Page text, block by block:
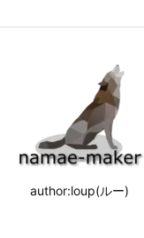
author:loup(ルー)